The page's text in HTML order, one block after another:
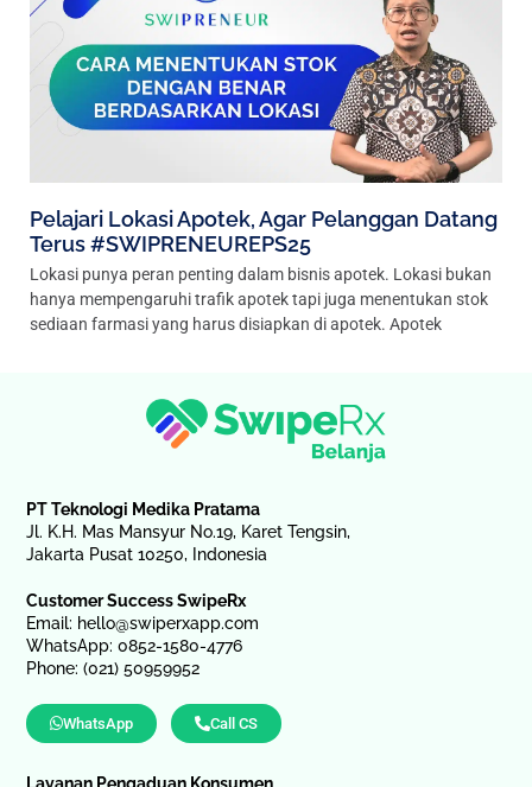
Pelajari Lokasi Apotek, Agar Pelanggan Datang
Terus #SWIPRENEUREPS25
Lokasi punya peran penting dalam bisnis apotek. Lokasi bukan
hanya mempengaruhi trafik apotek tapi juga menentukan stok
sediaan farmasi yang harus disiapkan di apotek. Apotek
PT Teknologi Medika Pratama
Jl. K.H. Mas Mansyur No.19, Karet Tengsin,
Jakarta Pusat 10250, Indonesia
Customer Success SwipeRx
Email: hello@swiperxapp.com
WhatsApp: 0852-1580-4776
Phone: (021) 50959952
WhatsApp Call CS